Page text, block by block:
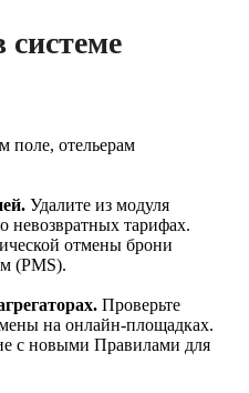
поле, отельерам
Удалите из модуля
невозвратных тарифах.
отмены брони
(PMS).
Проверьте
на онлайн-площадках.
с новыми Правилами для